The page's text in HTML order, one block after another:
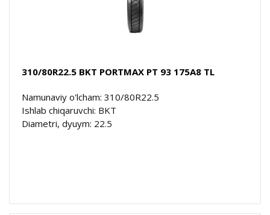
310/80R22.5 BKT PORTMAX PT 93 175A8 TL
Namunaviy o'lcham: 310/80R22.5
Ishlab chiqaruvchi: BKT
Diametri, dyuym: 22.5